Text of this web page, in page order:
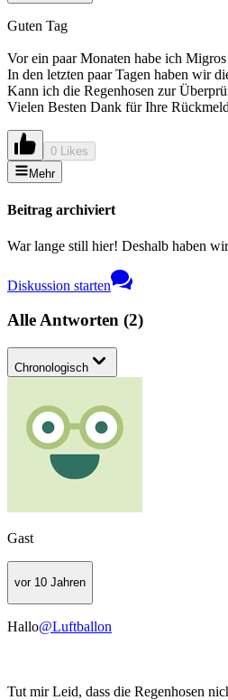
Guten Tag
Vor ein paar Monaten habe ich
In den letzten paar Tagen haben wir
Kann ich die Regenhosen zur
Vielen Besten Dank für Ihre
0 Likes
Mehr
Beitrag archiviert
War lange still hier! Deshalb haben
Diskussion starten
Alle Antworten (2)
Chronologisch
Gast
vor 10 Jahren
Hallo@Luftballon
Tut mir Leid, dass die Regenhosen